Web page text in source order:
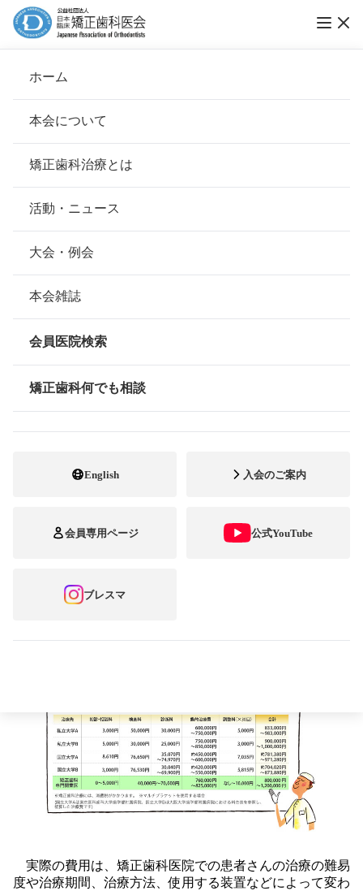
ホーム
本会について
会長挨拶
基本理念
組織について
本会の歴史
情報公開
矯正歯科治療とは
安心して治療を受けていただくための「6つの指針」
安心できる矯正歯科治療契約のための「7つの提言」
矯正歯科治療について
活動・ニュース
大会・例会
本会雑誌
会員医院検索
矯正歯科何でも相談
English 入会のご案内
会員専用ページ 公式YouTube
ブレスマ
ホーム 何でも相談
治療費の目安はどれくらいですか？
一律の定価はありませんが、目安として
は80万〜120万円です。
不正咬合の矯正歯科治療については、一部の疾患に起因
適用されません。また、治療費は地域や患者さん一人ひと
りの症例による治療方針によって異なるため、全国一律の
国立大学の歯科病院では、使用する装置ごとに細かく料
ご参考までに、東京周辺の代表的な私立大学の歯科病
実際の費用は、矯正歯科医院での患者さんの治療の難易
度や治療期間、治療方法、使用する装置などによって変わ